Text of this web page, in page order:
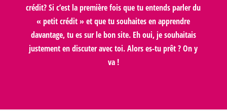
crédit? Si c’est la première fois que tu entends parler du
« petit crédit » et que tu souhaites en apprendre
davantage, tu es sur le bon site. Eh oui, je souhaitais
justement en discuter avec toi. Alors es-tu prêt ? On y
va !